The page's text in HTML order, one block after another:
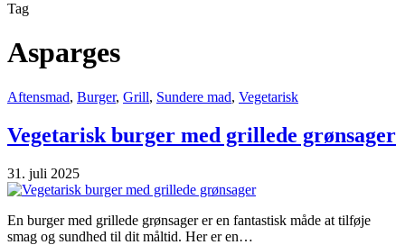
Tag
Asparges
Aftensmad, Burger, Grill, Sundere mad, Vegetarisk
Vegetarisk burger med grillede grønsager
31. juli 2025
En burger med grillede grønsager er en fantastisk måde at tilføje
smag og sundhed til dit måltid. Her er en…